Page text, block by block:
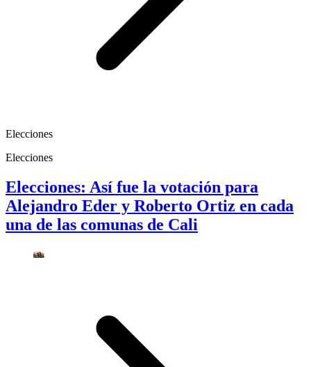
Elecciones
Elecciones
Elecciones: Así fue la votación para
Alejandro Eder y Roberto Ortiz en cada
una de las comunas de Cali